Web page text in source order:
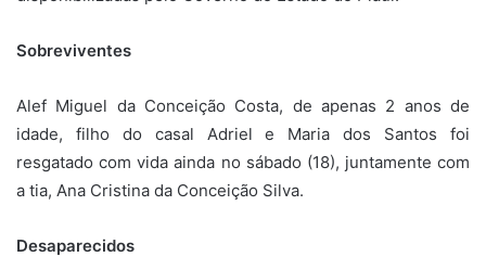
Sobreviventes
Alef Miguel da Conceição Costa, de apenas 2 anos de
idade, filho do casal Adriel e Maria dos Santos foi
resgatado com vida ainda no sábado (18), juntamente com
a tia, Ana Cristina da Conceição Silva.
Desaparecidos